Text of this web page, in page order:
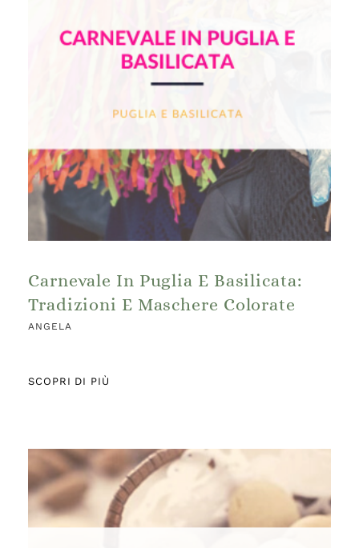
Carnevale In Puglia E Basilicata:
Tradizioni E Maschere Colorate
ANGELA
SCOPRI DI PIÙ